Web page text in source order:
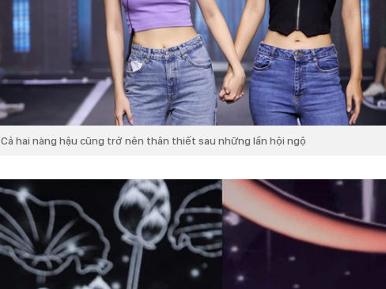
Cả hai nàng hậu cũng trở nên thân thiết sau những lần hội ngộ